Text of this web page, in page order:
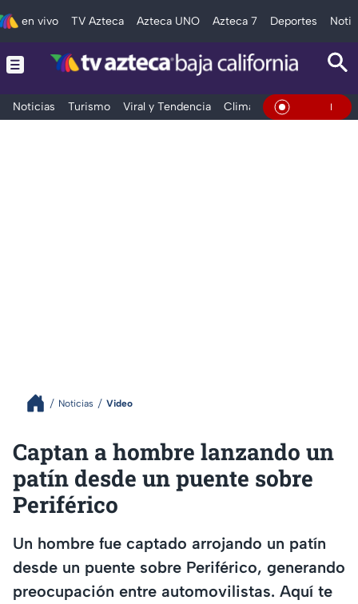
en vivo TV Azteca Azteca UNO Azteca 7 Deportes
Noticias Turismo Viral y Tendencia Clima Deportes En Vivo
Noticias Video
Captan a hombre lanzando un
patín desde un puente sobre
Periférico
Un hombre fue captado arrojando un patín
desde un puente sobre Periférico, generando
preocupación entre automovilistas. Aquí te